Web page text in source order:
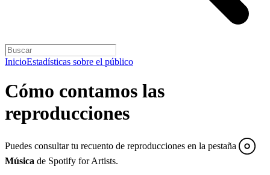
InicioEstadísticas sobre el público
Cómo contamos las
reproducciones
Puedes consultar tu recuento de reproducciones en la pestaña
Música de Spotify for Artists.